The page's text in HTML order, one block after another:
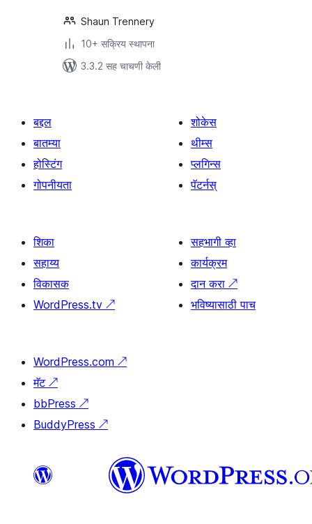
Shaun Trennery
10+ सक्रिय स्थापना
3.3.2 सह चाचणी केली
बद्दल
बातम्या
होस्टिंग
गोपनीयता
शोकेस
थीम्स
प्लगिन्स
पॅटर्नस्
शिका
सहाय्य
विकासक
WordPress.tv ↗
सहभागी व्हा
कार्यक्रम
दान करा ↗
भविष्यासाठी पाच
WordPress.com ↗
मॅट ↗
bbPress ↗
BuddyPress ↗